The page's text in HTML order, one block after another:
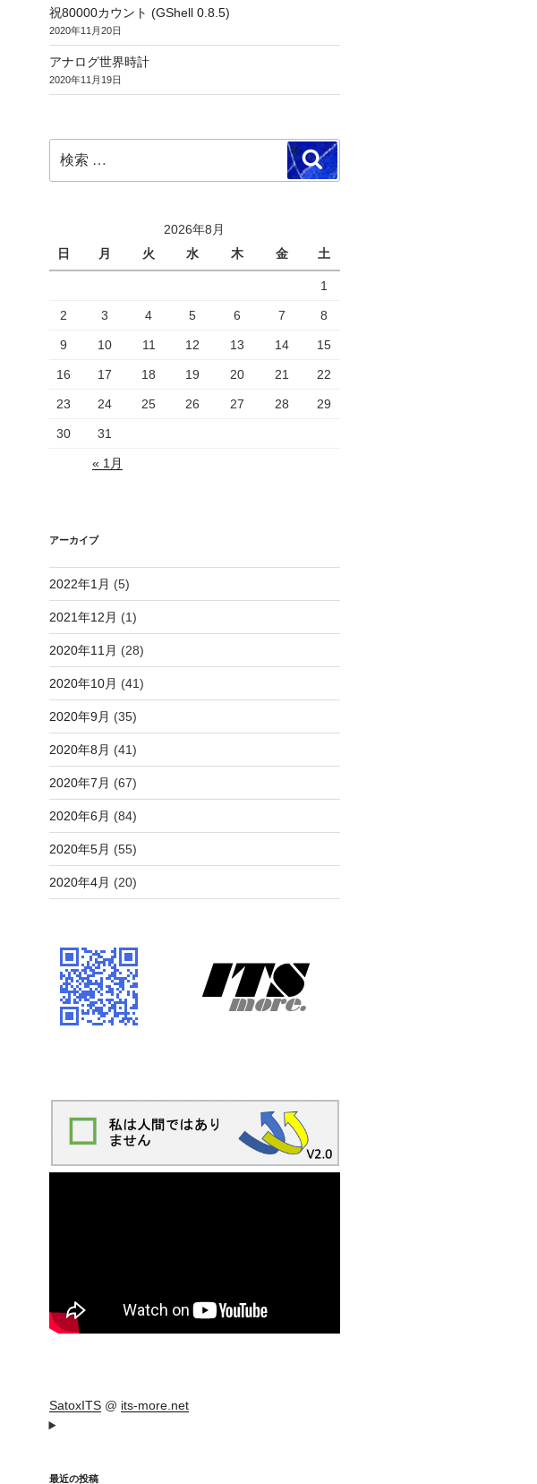
祝80000カウント (GShell 0.8.5)
2020年11月20日
アナログ世界時計
2020年11月19日
索:
検
索
2026年8月
日
月 火 水 木 金 土
1
2 3 4 5 6 7 8
9 10 11 12 13 14 15
16 17 18 19 20 21 22
23 24 25 26 27 28 29
30 31
« 1月
アーカイブ
2022年1月 (5)
2021年12月 (1)
2020年11月 (28)
2020年10月 (41)
2020年9月 (35)
2020年8月 (41)
2020年7月 (67)
2020年6月 (84)
2020年5月 (55)
2020年4月 (20)
SatoxITS@ its-more.net
最近の投稿